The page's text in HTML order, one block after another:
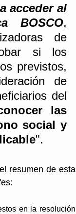
acceder al
BOSCO,
de
si los
previstos,
de
del
las
social y
".
resumen de esta
en la resolución